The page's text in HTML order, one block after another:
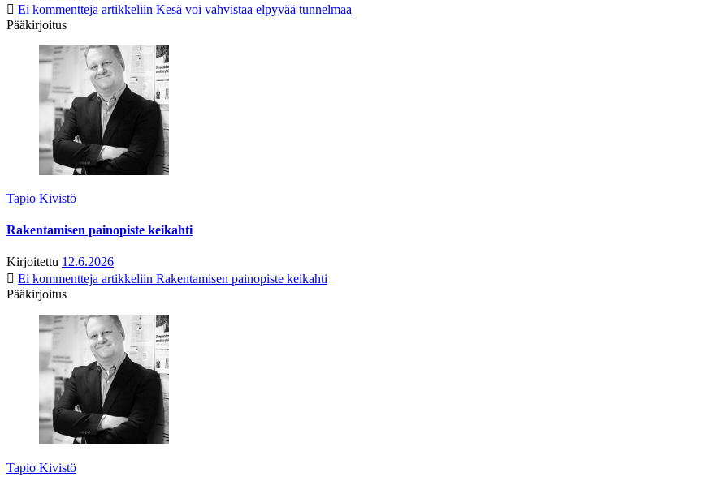
Ei kommentteja artikkeliin Kesä voi vahvistaa elpyvää tunnelmaa
Pääkirjoitus
Tapio Kivistö
Rakentamisen painopiste keikahti
Kirjoitettu 12.6.2026
Ei kommentteja artikkeliin Rakentamisen painopiste keikahti
Pääkirjoitus
Tapio Kivistö